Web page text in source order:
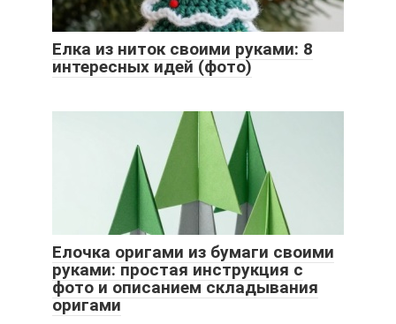
Елка из ниток своими руками: 8
интересных идей (фото)
Елочка оригами из бумаги своими
руками: простая инструкция с
фото и описанием складывания
оригами